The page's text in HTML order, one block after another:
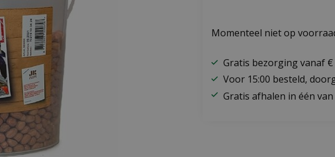
Momenteel niet op
Gratis bezorging vanaf €
Voor 15:00 besteld,
Gratis afhalen in één